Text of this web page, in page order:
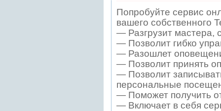
Попробуйте сервис
вашего собственного
— Разгрузит мастера,
— Позволит гибко
— Разошлет
— Позволит принять
— Позволит
персональные
— Поможет получить
— Включает в себя